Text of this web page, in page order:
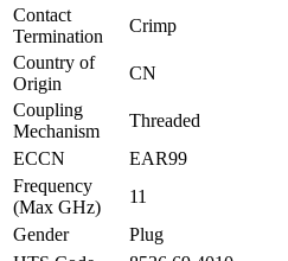
Contact
Termination
Crimp
Country of
Origin
CN
Coupling
Mechanism
Threaded
ECCN
EAR99
Frequency
(Max GHz)
11
Gender
Plug